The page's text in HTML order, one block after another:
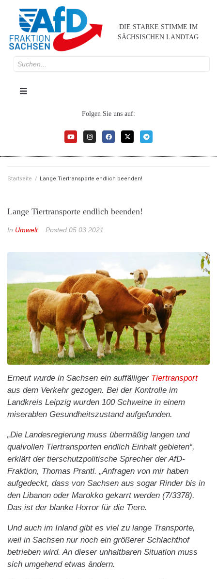
DIE STARKE STIMME IM
SÄCHSISCHEN LANDTAG
Folgen Sie uns auf:
Startseite / Lange Tiertransporte endlich beenden!
Lange Tiertransporte endlich beenden!
In Umwelt Posted 05.03.2021
Erneut wurde in Sachsen ein auffälliger Tiertransport
aus dem Verkehr gezogen. Bei der Kontrolle im
Landkreis Leipzig wurden 100 Schweine in einem
miserablen Gesundheitszustand aufgefunden.
„Die Landesregierung muss übermäßig langen und
qualvollen Tiertransporten endlich Einhalt gebieten“,
erklärt der tierschutzpolitische Sprecher der AfD-
Fraktion, Thomas Prantl. „Anfragen von mir haben
aufgedeckt, dass von Sachsen aus sogar Rinder bis in
den Libanon oder Marokko gekarrt werden (7/3378).
Das ist der blanke Horror für die Tiere.
Und auch im Inland gibt es viel zu lange Transporte,
weil in Sachsen nur noch ein größerer Schlachthof
betrieben wird. An dieser unhaltbaren Situation muss
sich umgehend etwas ändern.